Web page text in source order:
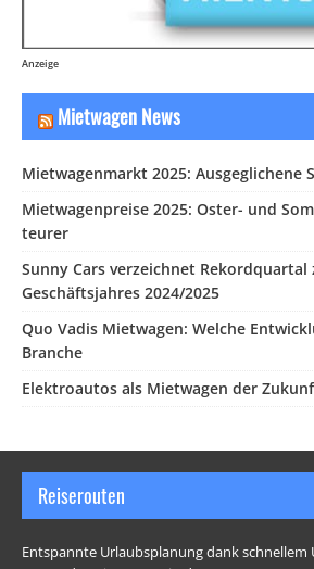
Anzeige
Mietwagen News
Mietwagenmarkt 2025: Ausgeglichene
Mietwagenpreise 2025: Oster- und
teurer
Sunny Cars verzeichnet Rekordquartal
Geschäftsjahres 2024/2025
Quo Vadis Mietwagen: Welche
Branche
Elektroautos als Mietwagen der
Reiserouten
Entspannte Urlaubsplanung dank schnellem